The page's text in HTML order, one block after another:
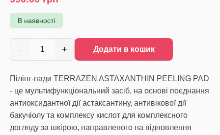
В наявності
- 1 + Додати в кошик
Пілінг-пади TERRAZEN ASTAXANTHIN PEELING PAD
- це мультифункціональний засіб, на основі поєднання
антиоксидантної дії астаксантину, антивікової дії
бакучіолу та комплексу кислот для комплексного
догляду за шкірою, направленого на відновлення